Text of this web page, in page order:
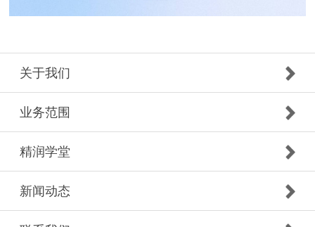
关于我们
业务范围
精润学堂
新闻动态